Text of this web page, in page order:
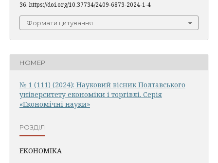
36. https://doi.org/10.37734/2409-6873-2024-1-4
Формати цитування
НОМЕР
№ 1 (111) (2024): Науковий вісник Полтавського
університету економіки і торгівлі. Серія
«Економічні науки»
РОЗДІЛ
ЕКОНОМІКА